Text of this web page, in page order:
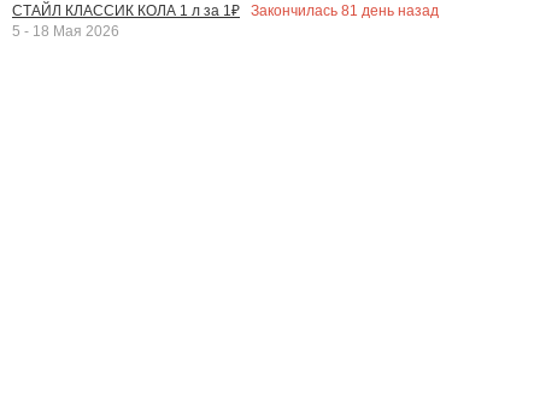
СТАЙЛ КЛАССИК КОЛА 1 л за 1₽
Закончилась 81 день назад
5 - 18 Мая 2026